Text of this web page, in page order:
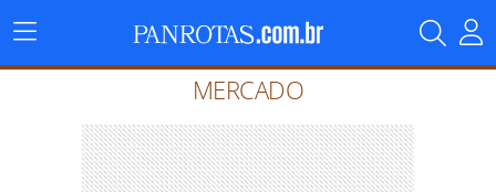
Menu
Principal
MERCADO